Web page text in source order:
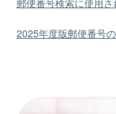
2025年度版郵便番号